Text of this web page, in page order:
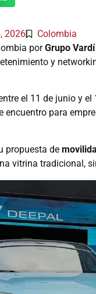
2026
Colombia
porGrupo Vardí
y
el 11 de junio y el
encuentro para
propuesta de
vitrina tradicional,